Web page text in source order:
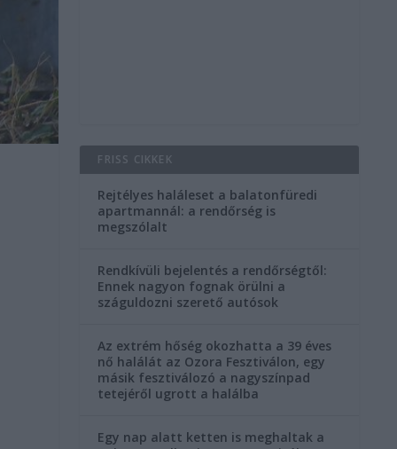
FRISS CIKKEK
Rejtélyes haláleset a balatonfüredi
apartmannál: a rendőrség is
megszólalt
Rendkívüli bejelentés a rendőrségtől:
Ennek nagyon fognak örülni a
száguldozni szerető autósok
Az extrém hőség okozhatta a 39 éves
nő halálát az Ozora Fesztiválon, egy
másik fesztiválozó a nagyszínpad
tetejéről ugrott a halálba
Egy nap alatt ketten is meghaltak a